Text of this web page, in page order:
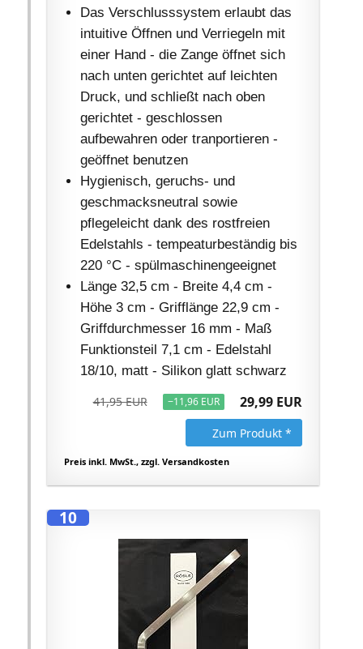
Das Verschlusssystem erlaubt das
intuitive Öffnen und Verriegeln mit
einer Hand - die Zange öffnet sich
nach unten gerichtet auf leichten
Druck, und schließt nach oben
gerichtet - geschlossen
aufbewahren oder tranportieren -
geöffnet benutzen
Hygienisch, geruchs- und
geschmacksneutral sowie
pflegeleicht dank des rostfreien
Edelstahls - tempeaturbeständig bis
220 °C - spülmaschinengeeignet
Länge 32,5 cm - Breite 4,4 cm -
Höhe 3 cm - Grifflänge 22,9 cm -
Griffdurchmesser 16 mm - Maß
Funktionsteil 7,1 cm - Edelstahl
18/10, matt - Silikon glatt schwarz
41,95 EUR −11,96 EUR 29,99 EUR
Zum Produkt *
Preis inkl. MwSt., zzgl. Versandkosten
10